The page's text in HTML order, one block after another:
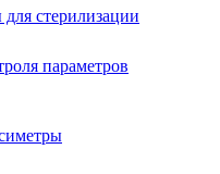
стерилизации
параметров